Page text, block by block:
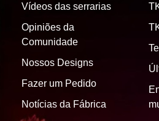
Vídeos das serrarias
Opiniões da
Comunidade
Nossos Designs
Fazer um Pedido
Notícias da Fábrica